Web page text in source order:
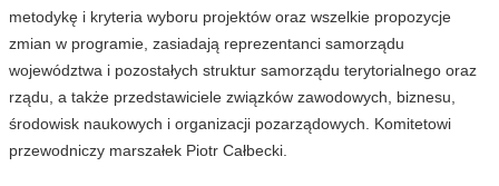
metodykę i kryteria wyboru projektów oraz wszelkie propozycje
zmian w programie, zasiadają reprezentanci samorządu
województwa i pozostałych struktur samorządu terytorialnego oraz
rządu, a także przedstawiciele związków zawodowych, biznesu,
środowisk naukowych i organizacji pozarządowych. Komitetowi
przewodniczy marszałek Piotr Całbecki.